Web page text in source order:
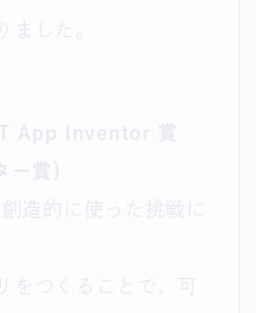
ました。
ー賞）
造的に使った挑戦に
をつくることで、可